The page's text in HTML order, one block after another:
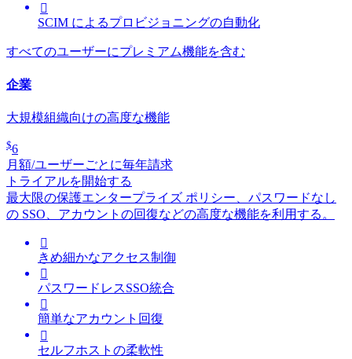

SCIM によるプロビジョニングの自動化
すべてのユーザーにプレミアム機能を含む
企業
大規模組織向けの高度な機能
$6
月額/ユーザーごとに毎年請求
トライアルを開始する
最大限の保護エンタープライズ ポリシー、パスワードなし
の SSO、アカウントの回復などの高度な機能を利用する。

きめ細かなアクセス制御

パスワードレスSSO統合

簡単なアカウント回復

セルフホストの柔軟性